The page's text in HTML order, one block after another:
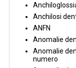
Anchilosi
ANFN
Anomalie
Anomalie
numero